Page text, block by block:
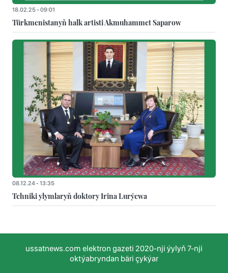
18.02.25 - 09:01
Türkmenistanyň halk artisti Akmuhammet Saparow
08.12.24 - 13:35
Tehniki ylymlaryň doktory Irina Lurýewa
ussatnews.com elektron gazeti 2020-nji ýylyň 7-nji
oktýabryndan bäri çykýar